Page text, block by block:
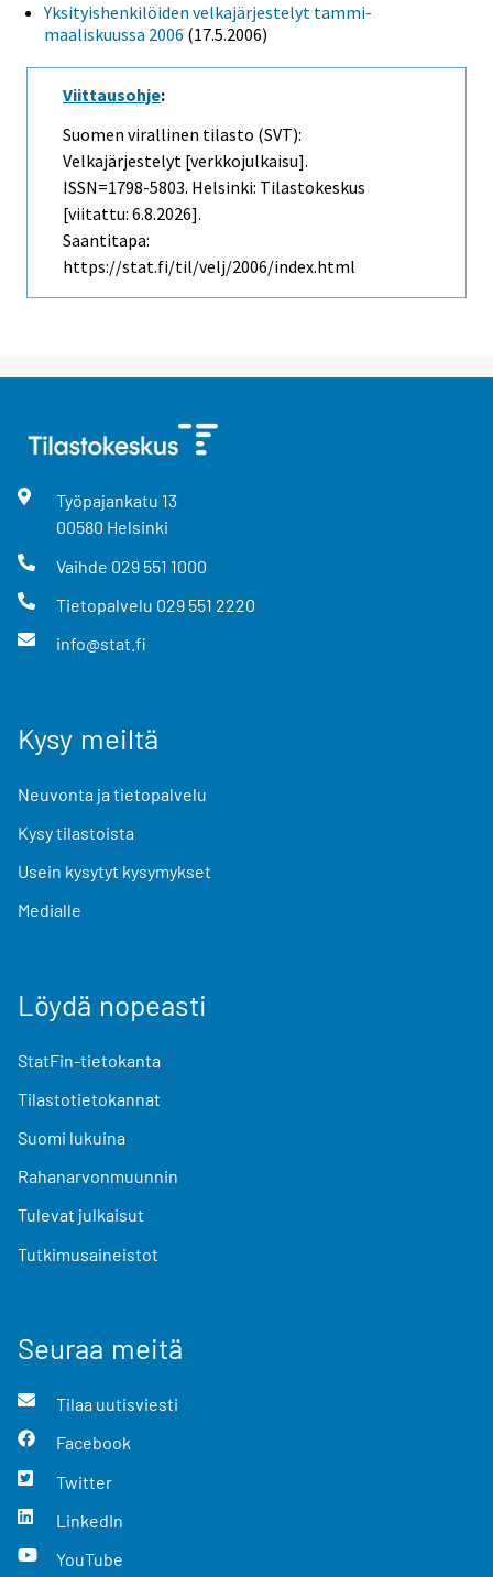
Yksityishenkilöiden velkajärjestelyt tammi-
maaliskuussa 2006 (17.5.2006)
Viittausohje:
Suomen virallinen tilasto (SVT):
Velkajärjestelyt [verkkojulkaisu].
ISSN=1798-5803. Helsinki: Tilastokeskus
[viitattu: 6.8.2026].
Saantitapa:
https://stat.fi/til/velj/2006/index.html
Työpajankatu 13
00580 Helsinki
Vaihde 029 551 1000
Tietopalvelu 029 551 2220
info@stat.fi
Kysy meiltä
Neuvonta ja tietopalvelu
Kysy tilastoista
Usein kysytyt kysymykset
Medialle
Löydä nopeasti
StatFin-tietokanta
Tilastotietokannat
Suomi lukuina
Rahanarvonmuunnin
Tulevat julkaisut
Tutkimusaineistot
Seuraa meitä
Tilaa uutisviesti
Facebook
Twitter
LinkedIn
YouTube